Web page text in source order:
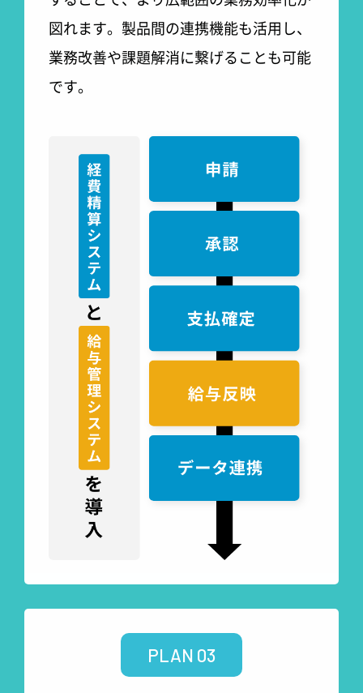
図れます。 製品間の連携機能も活用し、
業務改善や課題解消に繋げることも可能
です。
PLAN 03